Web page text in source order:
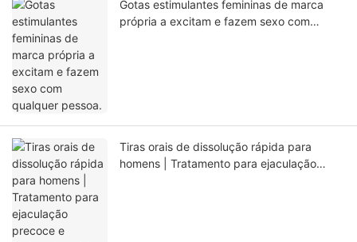
Gotas estimulantes femininas de marca
própria a excitam e fazem sexo com
Tiras orais de dissolução rápida para
homens | Tratamento para ejaculação